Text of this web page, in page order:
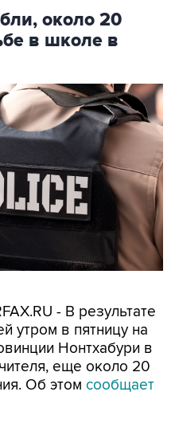
около 20
в школе в
- В результате
утром в пятницу на
Нонтхабури в
еще около 20
Об этом сообщает